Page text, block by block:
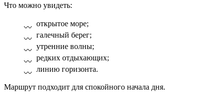
Что можно увидеть:
открытое море;
галечный берег;
утренние волны;
редких отдыхающих;
линию горизонта.
Маршрут подходит для спокойного начала дня.